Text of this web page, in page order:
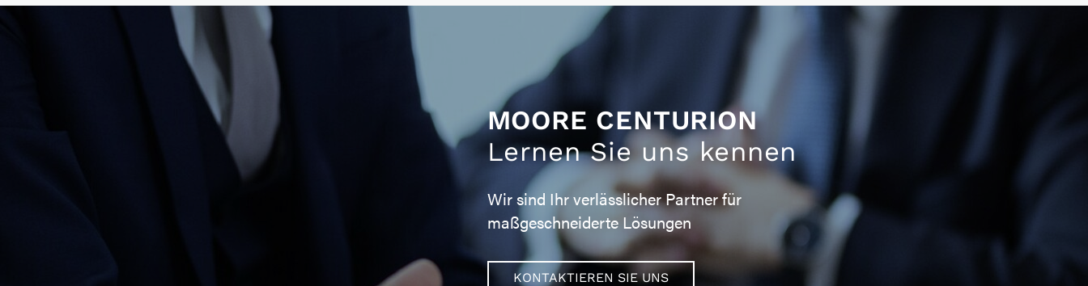
MOORE CENTURION
Lernen Sie uns kennen
Wir sind Ihr verlässlicher Partner für
maßgeschneiderte Lösungen
KONTAKTIEREN SIE UNS